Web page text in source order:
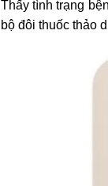
Thấy tình trạng
bộ đôi thuốc thảo